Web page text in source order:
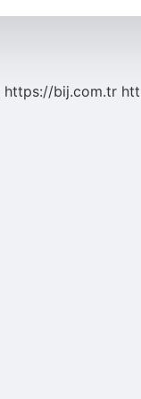
https://bij.com.tr